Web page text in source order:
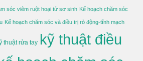
sóc viêm ruột hoại tử sơ sinh Kế hoạch chăm sóc
Kế hoạch chăm sóc và điều trị rò động-tĩnh mạch
thuật rửa tay kỹ thuật điều